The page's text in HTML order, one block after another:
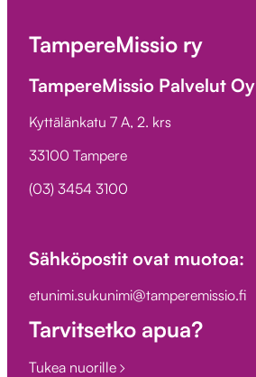
TampereMissio ry
TampereMissio Palvelut Oy
Kyttälänkatu 7 A, 2. krs
33100 Tampere
(03) 3454 3100
Sähköpostit ovat muotoa:
etunimi.sukunimi@tamperemissio.fi
Tarvitsetko apua?
Tukea nuorille